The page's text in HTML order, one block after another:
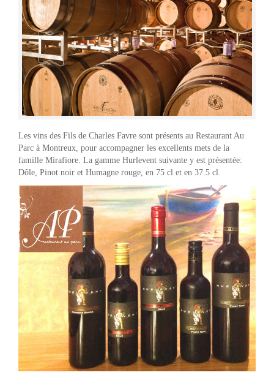
Les vins des Fils de Charles Favre sont présents au Restaurant Au
Parc à Montreux, pour accompagner les excellents mets de la
famille Mirafiore. La gamme Hurlevent suivante y est présentée:
Dôle, Pinot noir et Humagne rouge, en 75 cl et en 37.5 cl.